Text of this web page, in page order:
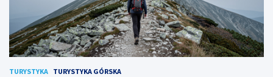
TURYSTYKA TURYSTYKA GÓRSKA